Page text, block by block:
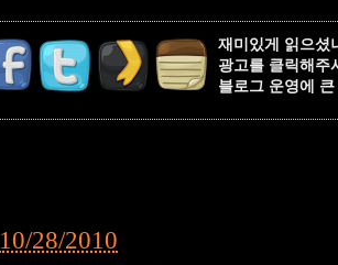
재미있게 읽으셨
광고를 클릭해주
블로그 운영에
10/28/2010